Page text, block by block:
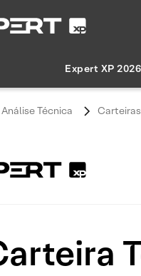
Expert XP 2026
Análise Técnica